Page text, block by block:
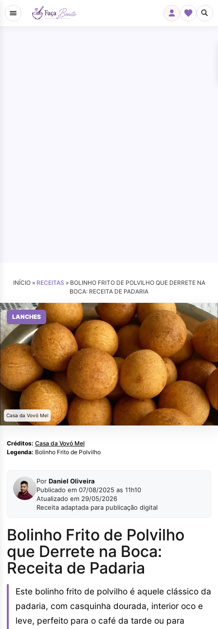
INÍCIO » RECEITAS » BOLINHO FRITO DE POLVILHO QUE DERRETE NA
BOCA: RECEITA DE PADARIA
LANCHES
Casa da Vovó Mel
Créditos: Casa da Vovó Mel
Legenda: Bolinho Frito de Polvilho
Por Daniel Oliveira
Publicado em 07/08/2025 as 11h10
Atualizado em 29/05/2026
Receita adaptada para publicação digital
Bolinho Frito de Polvilho
que Derrete na Boca:
Receita de Padaria
Este bolinho frito de polvilho é aquele clássico da
padaria, com casquinha dourada, interior oco e
leve, perfeito para o café da tarde ou para